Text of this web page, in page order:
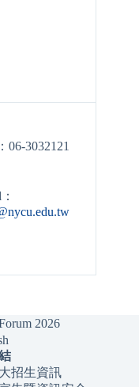
06-3032121
2026
招生資訊